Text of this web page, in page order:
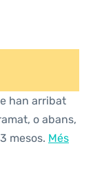
han arribat
o abans,
mesos. Més